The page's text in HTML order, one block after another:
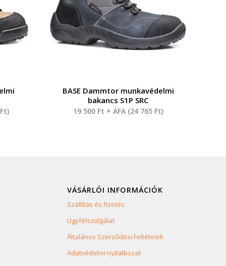
Ft)
BASE Dammtor munkavédelmi
bakancs S1P SRC
19 500 Ft + ÁFA (24 765 Ft)
VÁSÁRLÓI INFORMÁCIÓK
Szállítás és fizetés
Ügyfélszolgálat
Általános Szerződési Feltételek
Adatvédelmi nyilatkozat